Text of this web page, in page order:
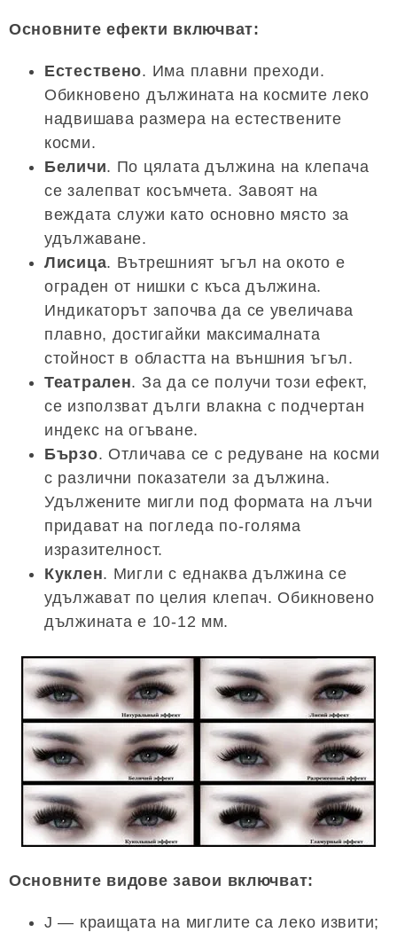
Основните ефекти включват:
Естествено. Има плавни преходи.
Обикновено дължината на космите леко
надвишава размера на естествените
косми.
Беличи. По цялата дължина на клепача
се залепват косъмчета. Завоят на
веждата служи като основно място за
удължаване.
Лисица. Вътрешният ъгъл на окото е
ограден от нишки с къса дължина.
Индикаторът започва да се увеличава
плавно, достигайки максималната
стойност в областта на външния ъгъл.
Театрален. За да се получи този ефект,
се използват дълги влакна с подчертан
индекс на огъване.
Бързо. Отличава се с редуване на косми
с различни показатели за дължина.
Удължените мигли под формата на лъчи
придават на погледа по-голяма
изразителност.
Куклен. Мигли с еднаква дължина се
удължават по целия клепач. Обикновено
дължината е 10-12 мм.
Основните видове завои включват:
J — краищата на миглите са леко извити;